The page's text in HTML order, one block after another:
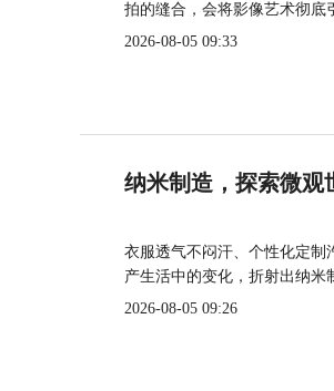
拍的缝合，会将影像艺术彻底
2026-08-05 09:33
纳米制造，探索微观
衣服透气不闷汗、个性化定
产生活中的变化，折射出纳米
2026-08-05 09:26